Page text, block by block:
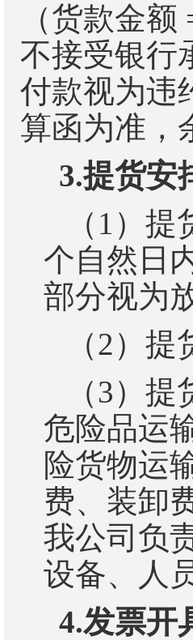
（货款金额
不接受银行
付款视为违
算函为准，
3.提货安
（ 1 ） 提
个自然日
部分视为
（2） 提
（3） 提
危险品运
险货物运
费、装卸
我公司负
设备、人
4.发票开